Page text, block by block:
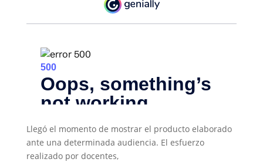
Llegó el momento de mostrar el producto elaborado
ante una determinada audiencia. El esfuerzo
realizado por docentes,